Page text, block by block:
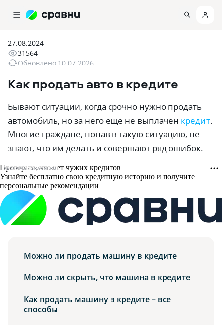
27.08.2024
31564
Обновлено 10.07.2026
Как продать авто в кредите
Бывают ситуации, когда срочно нужно продать
автомобиль, но за него еще не выплачен кредит.
Многие граждане, попав в такую ситуацию, не
знают, что им делать и совершают ряд ошибок.
РЕКЛАМА • SRAVNI.RU
Можно ли продать машину в кредите
Можно ли скрыть, что машина в кредите
Как продать машину в кредите – все
способы